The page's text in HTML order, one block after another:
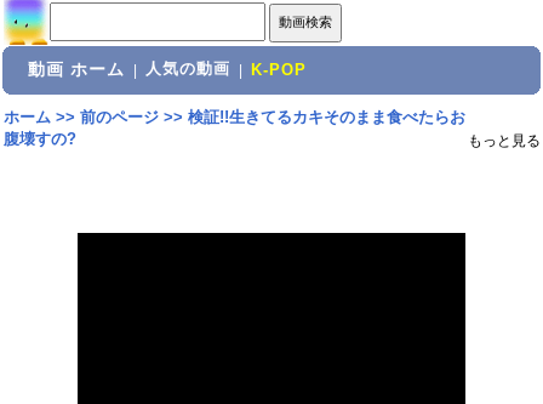
動画 ホーム 人気の動画 K-POP
ホーム>> 前のページ>> 検証!!生きてるカキそのまま食べたらお
腹壊すの?
もっと見る